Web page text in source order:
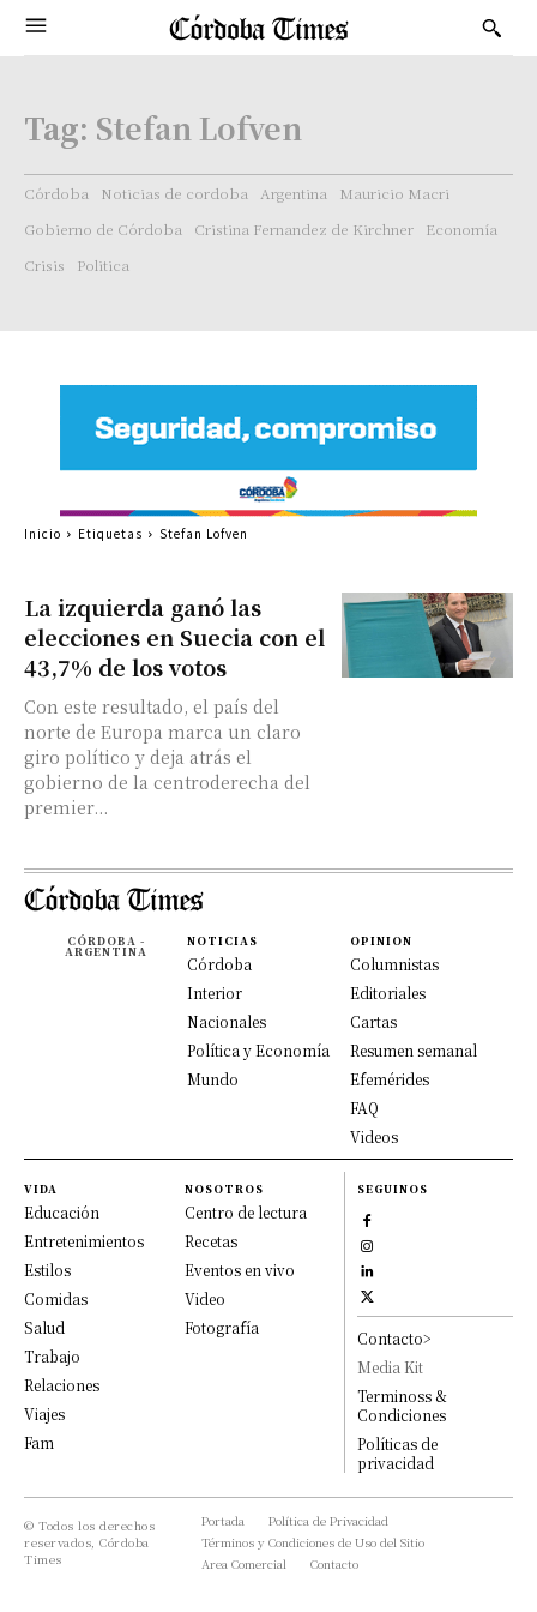
Tag: Stefan Lofven
Córdoba Noticias de cordoba Argentina
Mauricio Macri
Gobierno de Córdoba
Cristina Fernandez de Kirchner
Economía
Crisis
Politica
La izquierda ganó las
elecciones en Suecia con el
43,7% de los votos
Con este resultado, el país del
norte de Europa marca un claro
giro político y deja atrás el
gobierno de la centroderecha del
premier...
Inicio Etiquetas Stefan Lofven
CÓRDOBA -
ARGENTINA
NOTICIAS
Córdoba
Interior
Nacionales
Política y Economía
Mundo
OPINION
Columnistas
Editoriales
Cartas
Resumen semanal
Efemérides
FAQ
Videos
VIDA
Educación
Entretenimientos
Estilos
Comidas
Salud
Trabajo
Relaciones
Viajes
Fam
NOSOTROS
Centro de lectura
Recetas
Eventos en vivo
Video
Fotografía
SEGUINOS
Contacto>
Media Kit
Terminoss &
Condiciones
Políticas de
privacidad
© Todos los derechos
reservados, Córdoba
Times
Portada
Política de Privacidad
Términos y Condiciones de Uso del Sitio
Area Comercial
Contacto